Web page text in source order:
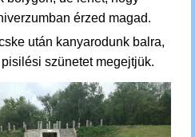
érzed magad.
után kanyarodunk balra,
szünetet megejtjük.